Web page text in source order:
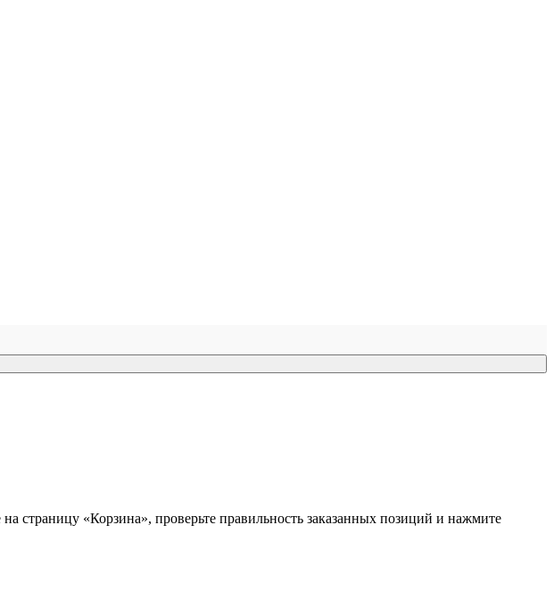
страницу «Корзина», проверьте правильность заказанных позиций и нажмите